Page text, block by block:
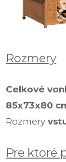
Rozmery
Celkové
85x73x80
Rozmery
Pre ktoré